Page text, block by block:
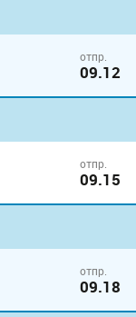
отпр.
09.12
отпр.
09.15
отпр.
09.18